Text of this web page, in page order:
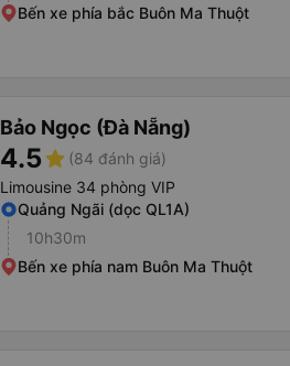
Bến xe phía bắc Buôn Ma Thuột
Bảo Ngọc (Đà Nẵng)
4.5star (84 đánh giá)
Limousine 34 phòng VIP
Quảng Ngãi (dọc QL1A)
10h30m
Bến xe phía nam Buôn Ma Thuột